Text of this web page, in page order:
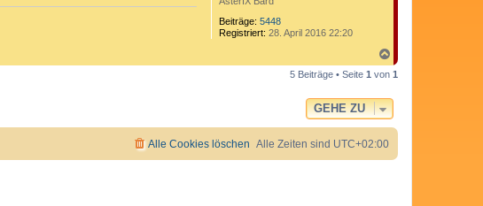
Beiträge: 5448
Registriert: 28. April 2016 22:20
a
c
o
b
e
5 Beiträge • Seite 1 von 1
GEHE ZU
Alle Zeiten sind UTC+02:00
Alle Cookies löschen